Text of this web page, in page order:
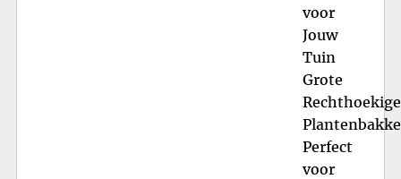
voor
Jouw
Tuin
Grote
Rechthoekige
Perfect
voor